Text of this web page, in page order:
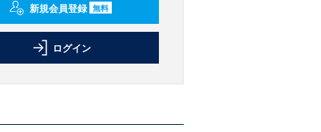
新規会員登録 無料
ログイン